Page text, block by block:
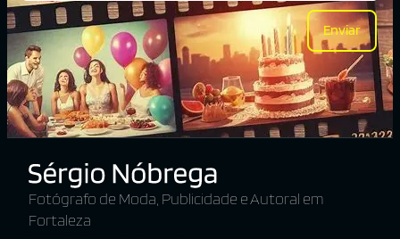
Enviar
Fotógrafo de Moda, Publicidade e Autoral em
Fortaleza